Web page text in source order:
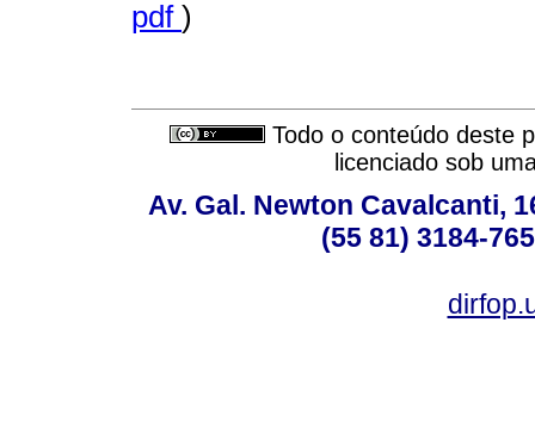
pdf )
Todo o conteúdo deste
licenciado sob
Av. Gal. Newton Cavalcanti,
(55 81) 3184-